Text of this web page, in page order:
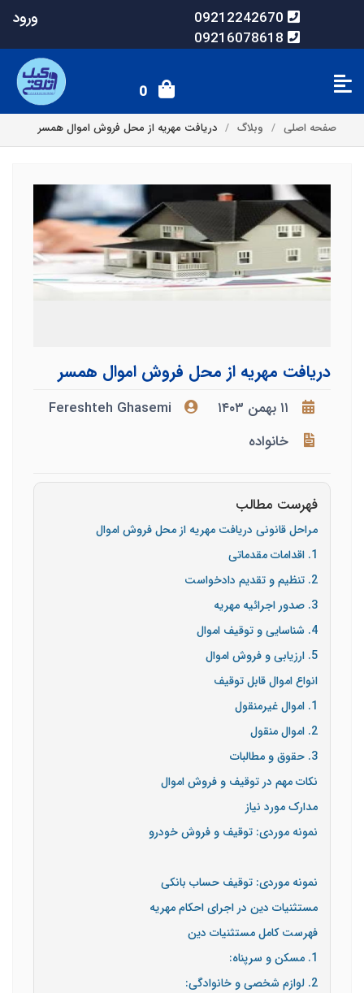
09212242670
09216078618
ورود
0
صفحه اصلی وبلاگ دریافت مهریه از محل فروش اموال همسر
دریافت مهریه از محل فروش اموال همسر
۱۱ بهمن ۱۴۰۳
Fereshteh Ghasemi
خانواده
فهرست مطالب
مراحل قانونی دریافت مهریه از محل فروش اموال
1. اقدامات مقدماتی
2. تنظیم و تقدیم دادخواست
3. صدور اجرائیه مهریه
4. شناسایی و توقیف اموال
5. ارزیابی و فروش اموال
انواع اموال قابل توقیف
1. اموال غیرمنقول
2. اموال منقول
3. حقوق و مطالبات
نکات مهم در توقیف و فروش اموال
مدارک مورد نیاز
نمونه موردی: توقیف و فروش خودرو
نمونه موردی: توقیف حساب بانکی
مستثنیات دین در اجرای احکام مهریه
فهرست کامل مستثنیات دین
1. مسکن و سرپناه:
2. لوازم شخصی و خانوادگی: